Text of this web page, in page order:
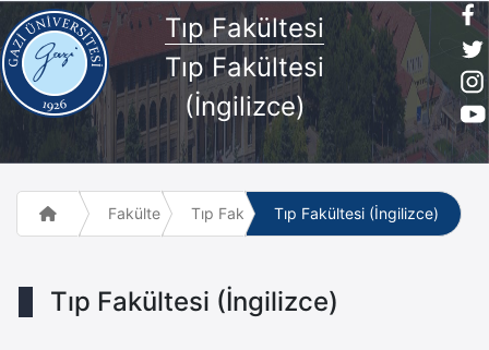
Tıp Fakültesi
Tıp Fakültesi
(İngilizce)
Fakülte ve Meslek Yüksek Okulları
Tıp FakültesiTıp Fakültesi (İngilizce)
Tıp Fakültesi (İngilizce)